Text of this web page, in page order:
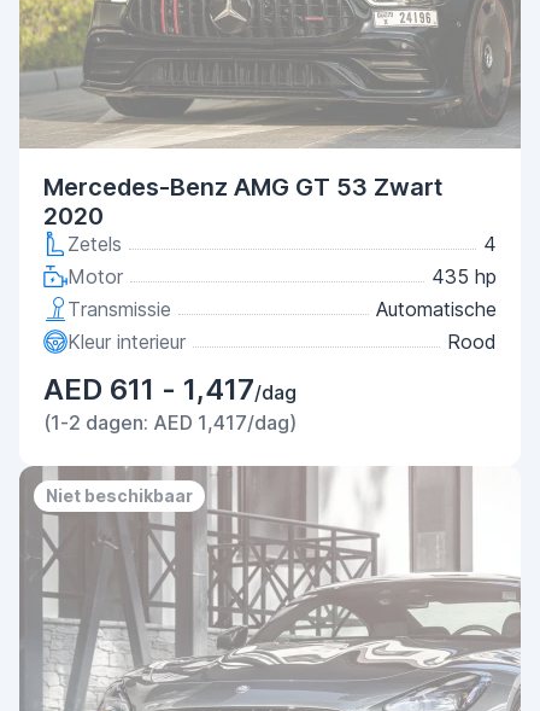
Mercedes-Benz AMG GT 53 Zwart
2020
Zetels
4
Motor
435 hp
Transmissie
Automatische
Kleur interieur
Rood
AED 611 - 1,417/dag
(1-2 dagen: AED 1,417/dag)
Niet beschikbaar